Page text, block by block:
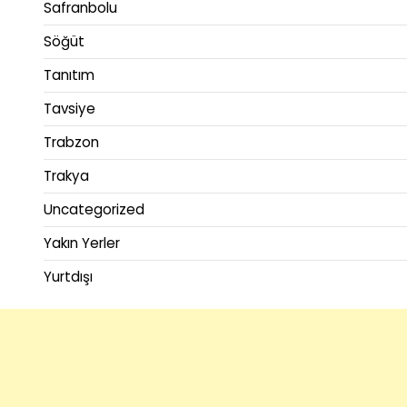
Safranbolu
Söğüt
Tanıtım
Tavsiye
Trabzon
Trakya
Uncategorized
Yakın Yerler
Yurtdışı